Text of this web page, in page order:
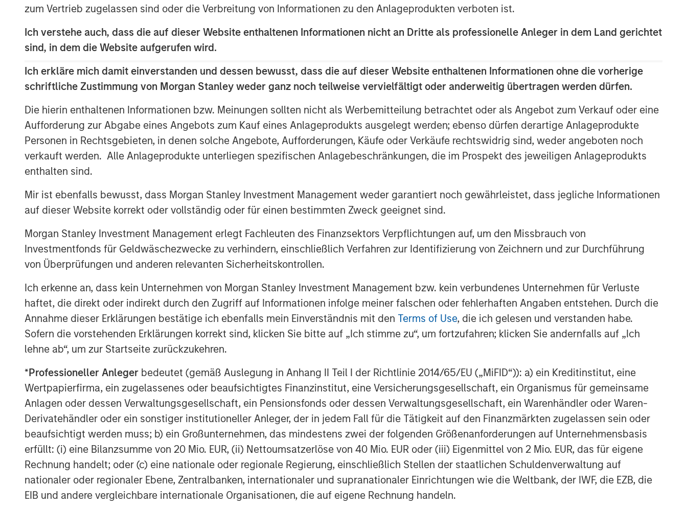
zum Vertrieb zugelassen sind oder die Verbreitung von Informationen zu den Anlageprodukten verboten ist.
Ich verstehe auch, dass die auf dieser Website enthaltenen Informationen nicht an Dritte als professionelle Anleger in dem Land gerichtet
sind, in dem die Website aufgerufen wird.
Ich erkläre mich damit einverstanden und dessen bewusst, dass die auf dieser Website enthaltenen Informationen ohne die vorherige
schriftliche Zustimmung von Morgan Stanley weder ganz noch teilweise vervielfältigt oder anderweitig übertragen werden dürfen.
Die hierin enthaltenen Informationen bzw. Meinungen sollten nicht als Werbemitteilung betrachtet oder als Angebot zum Verkauf oder eine
Aufforderung zur Abgabe eines Angebots zum Kauf eines Anlageprodukts ausgelegt werden; ebenso dürfen derartige Anlageprodukte
Personen in Rechtsgebieten, in denen solche Angebote, Aufforderungen, Käufe oder Verkäufe rechtswidrig sind, weder angeboten noch
verkauft werden. Alle Anlageprodukte unterliegen spezifischen Anlagebeschränkungen, die im Prospekt des jeweiligen Anlageprodukts
enthalten sind.
Mir ist ebenfalls bewusst, dass Morgan Stanley Investment Management weder garantiert noch gewährleistet, dass jegliche Informationen
auf dieser Website korrekt oder vollständig oder für einen bestimmten Zweck geeignet sind.
Morgan Stanley Investment Management erlegt Fachleuten des Finanzsektors Verpflichtungen auf, um den Missbrauch von
Investmentfonds für Geldwäschezwecke zu verhindern, einschließlich Verfahren zur Identifizierung von Zeichnern und zur Durchführung
von Überprüfungen und anderen relevanten Sicherheitskontrollen.
Ich erkenne an, dass kein Unternehmen von Morgan Stanley Investment Management bzw. kein verbundenes Unternehmen für Verluste
haftet, die direkt oder indirekt durch den Zugriff auf Informationen infolge meiner falschen oder fehlerhaften Angaben entstehen. Durch die
Annahme dieser Erklärungen bestätige ich ebenfalls mein Einverständnis mit den Terms of Use, die ich gelesen und verstanden habe.
Sofern die vorstehenden Erklärungen korrekt sind, klicken Sie bitte auf „Ich stimme zu“, um fortzufahren; klicken Sie andernfalls auf „Ich
lehne ab“, um zur Startseite zurückzukehren.
*Professioneller Anleger bedeutet (gemäß Auslegung in Anhang II Teil I der Richtlinie 2014/65/EU („MiFID“)): a) ein Kreditinstitut, eine
Wertpapierfirma, ein zugelassenes oder beaufsichtigtes Finanzinstitut, eine Versicherungsgesellschaft, ein Organismus für gemeinsame
Anlagen oder dessen Verwaltungsgesellschaft, ein Pensionsfonds oder dessen Verwaltungsgesellschaft, ein Warenhändler oder Waren-
Derivatehändler oder ein sonstiger institutioneller Anleger, der in jedem Fall für die Tätigkeit auf den Finanzmärkten zugelassen sein oder
beaufsichtigt werden muss; b) ein Großunternehmen, das mindestens zwei der folgenden Größenanforderungen auf Unternehmensbasis
erfüllt: (i) eine Bilanzsumme von 20 Mio. EUR, (ii) Nettoumsatzerlöse von 40 Mio. EUR oder (iii) Eigenmittel von 2 Mio. EUR, das für eigene
Rechnung handelt; oder (c) eine nationale oder regionale Regierung, einschließlich Stellen der staatlichen Schuldenverwaltung auf
nationaler oder regionaler Ebene, Zentralbanken, internationaler und supranationaler Einrichtungen wie die Weltbank, der IWF, die EZB, die
EIB und andere vergleichbare internationale Organisationen, die auf eigene Rechnung handeln.
Fetch achieved profitability in Q4’23 as the company has continued to grow at a
value Fetch is providing to brand partners and users on the platform. Fetch will
leverage this funding to expand its business on four axes: product innovation to
platform’s proprietary A.I. and machine learning technologies; investment in
growing the app’s user base; and hiring top talent to shepherd this next phase
“Fetch is transforming the way brands and consumers connect and solving the
biggest problems in advertising,” said Wes Schroll, CEO & Founder of Fetch.
“This financing will allow us to innovate faster and supercharge our ability to
bring our platform to more brands and more households.”
Fetch continues to attract top talent from major tech companies, most recently
hiring Sean Han (Chief Accounting Officer), Win Sakdinan (General Manager,
Partner Marketing), Marc Bearman (General Manager, Fetch Play), Raj Prazad
(SVP, Data Engineering), and Aitan Weinberg (SVP, Ads/Media Products), and
whose previous experience includes Google, Meta, Twitter, Pinterest, Snap,
Uber, Mastercard and other industry giants. With even greater talent
investments in 2024, Fetch aims to further cultivate a diverse and skilled
workforce capable of driving innovation at the forefront of the technology
industry.
“We’re thrilled to be working with Morgan Stanley Private Credit as Fetch moves
into our next phase of maturity,” said Gideon Oppenheimer, Fetch CFO. “Through
diversifying our capital structure, we can maximize the value we are creating for
With this strategic financial move, Fetch is setting the stage for continued
expansion as the company continues to rapidly scale its product offerings and
develop its network of brand partners across CPG, restaurant and retail
verticals.
“We are pleased to be Fetch’s financing partner and support the company in its
next phase of growth,” said Ashwin Krishnan, co-Head of North America Private
Credit, Morgan Stanley Investment Management. “This senior debt investment is
an example of our ability to provide a flexible capital solution tailored to meet
Fetch’s needs in the current operating environment.”